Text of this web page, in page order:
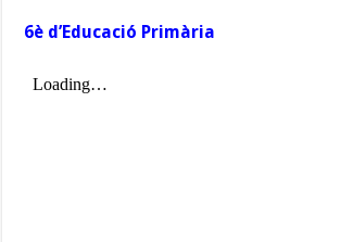
6è d’Educació Primària